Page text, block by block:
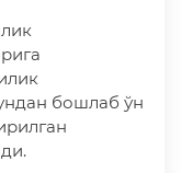
бошлаб ўн